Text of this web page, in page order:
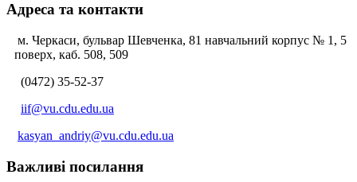
Адреса та контакти
м. Черкаси, бульвар Шевченка, 81 навчальний корпус № 1, 5
поверх, каб. 508, 509
(0472) 35-52-37
iif@vu.cdu.edu.ua
kasyan_andriy@vu.cdu.edu.ua
Важливі посилання